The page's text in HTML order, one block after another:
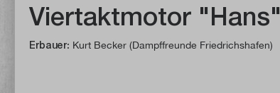
Viertaktmotor "Hans"
Erbauer: Kurt Becker (Dampffreunde Friedrichshafen)